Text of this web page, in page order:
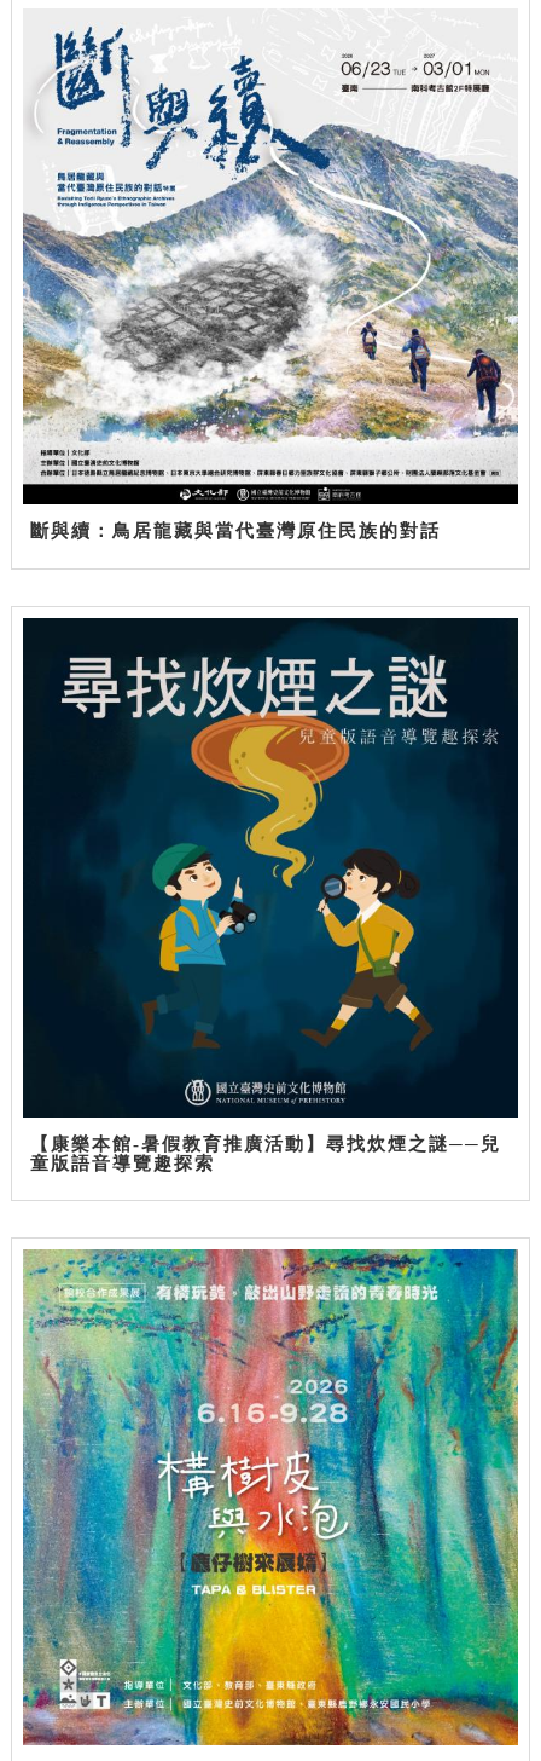
斷與續：鳥居龍藏與當代臺灣原住民族的對話
【康樂本館-暑假教育推廣活動】尋找炊煙之謎──兒
童版語音導覽趣探索